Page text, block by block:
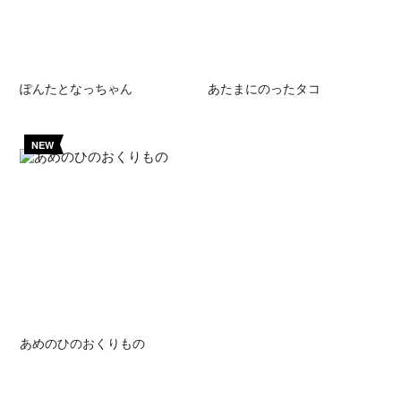
ぽんたとなっちゃん あたまにのったタコ
NEW
あめのひのおくりもの